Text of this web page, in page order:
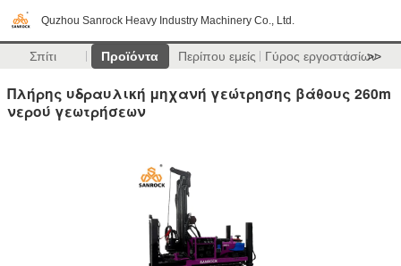
Quzhou Sanrock Heavy Industry Machinery Co., Ltd.
Σπίτι Προϊόντα Περίπου εμείς Γύρος εργοστασίων
>>
Πλήρης υδραυλική μηχανή γεώτρησης βάθους 260m
νερού γεωτρήσεων